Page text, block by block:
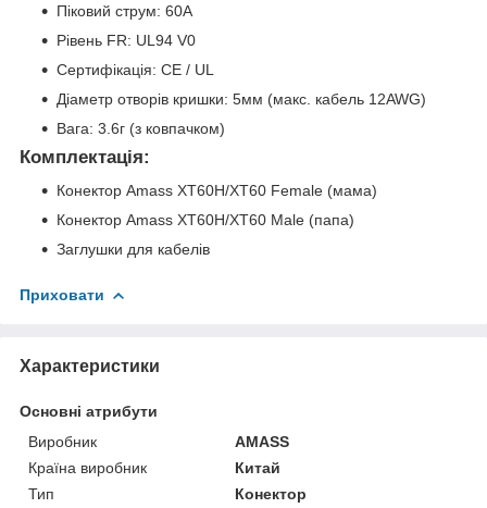
Піковий струм: 60А
Рівень FR: UL94 V0
Сертифікація: CE / UL
Діаметр отворів кришки: 5мм (макс. кабель 12AWG)
Вага: 3.6г (з ковпачком)
Комплектація:
Конектор Amass XT60H/XT60 Female (мама)
Конектор Amass XT60H/XT60 Male (папа)
Заглушки для кабелів
Приховати
Характеристики
Основні атрибути
Виробник
AMASS
Країна виробник
Китай
Тип
Конектор